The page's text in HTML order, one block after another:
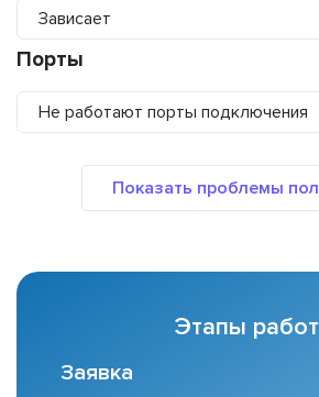
Зависает
Порты
Не работают порты подключения
Этапы работ
Заявка